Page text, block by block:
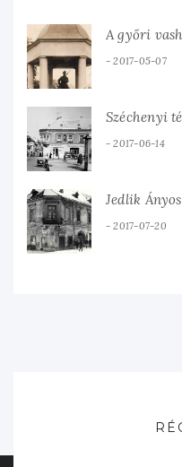
A győri
2017-05-07
Széchenyi
2017-06-14
Jedlik
2017-07-20